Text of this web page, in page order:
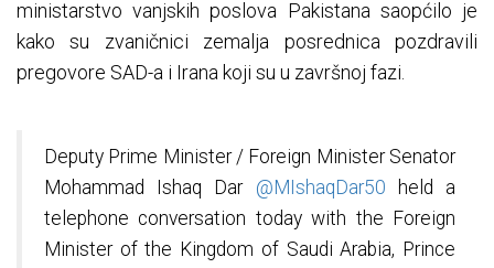
ministarstvo vanjskih poslova Pakistana saopćilo je
kako su zvaničnici zemalja posrednica pozdravili
pregovore SAD-a i Irana koji su u završnoj fazi.
Deputy Prime Minister / Foreign Minister Senator
Mohammad Ishaq Dar @MIshaqDar50 held a
telephone conversation today with the Foreign
Minister of the Kingdom of Saudi Arabia, Prince